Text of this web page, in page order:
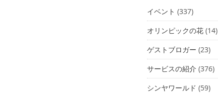
イベント (337)
オリンピックの花 (14)
ゲストブロガー (23)
サービスの紹介 (376)
シンヤワールド (59)